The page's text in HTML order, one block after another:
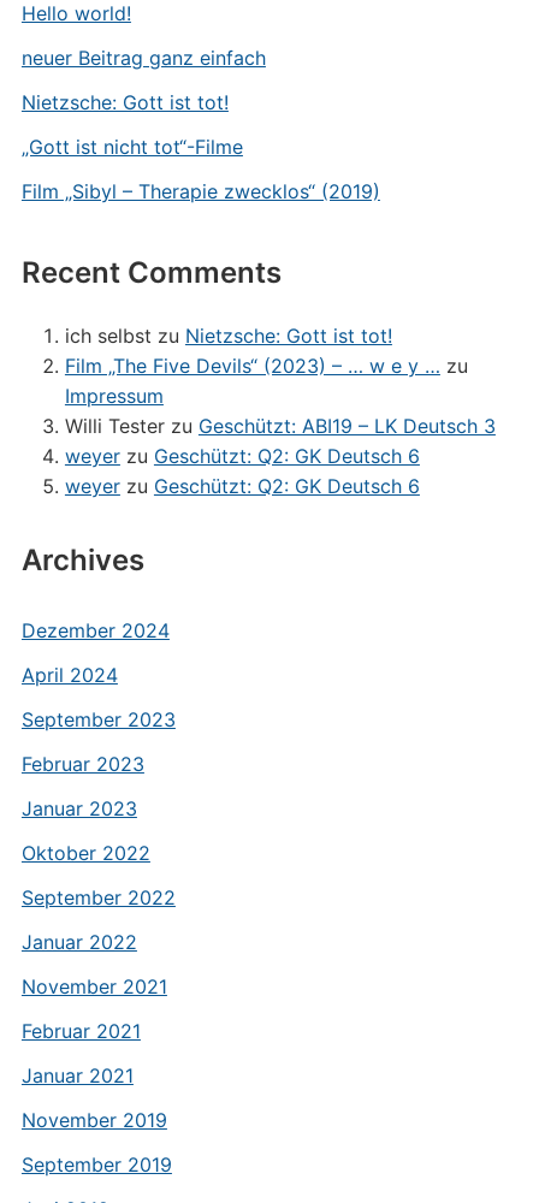
Hello world!
neuer Beitrag ganz einfach
Nietzsche: Gott ist tot!
„Gott ist nicht tot“-Filme
Film „Sibyl – Therapie zwecklos“ (2019)
Recent Comments
ich selbst zu Nietzsche: Gott ist tot!
Film „The Five Devils“ (2023) – … w e y … zu
Impressum
Willi Testerzu Geschützt: ABI19 – LK Deutsch 3
weyerzu Geschützt: Q2: GK Deutsch 6
weyerzu Geschützt: Q2: GK Deutsch 6
Archives
Dezember 2024
April 2024
September 2023
Februar 2023
Januar 2023
Oktober 2022
September 2022
Januar 2022
November 2021
Februar 2021
Januar 2021
November 2019
September 2019